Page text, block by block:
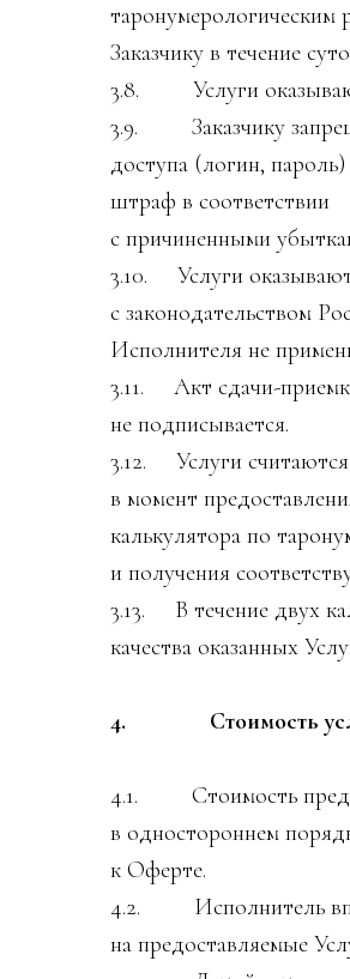
таронумерологическим
Заказчику в течение
3.8. Услуги
3.9. Заказчику
доступа (логин,
штраф в соответствии
с причиненными
3.10. Услуги
с законодательством
Исполнителя не
3.11. Акт сдачи-
не подписывается.
3.12. Услуги
­в момент
калькулятора по
и получения
3.13. В течение двух
качества оказанных
4. Стоимость услуг
4.1. Стоимость
в одностороннем
к Оферте.
4.2. Исполнитель
на предоставляемые